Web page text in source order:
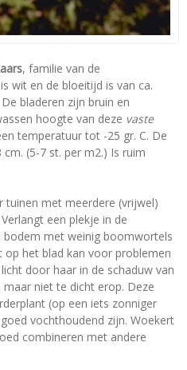
, familie van de
wit en de bloeitijd is van ca.
bladeren zijn bruin en
hoogte van deze vaste
temperatuur tot -25 gr. C. De
(5-7 st. per m2.) Is ruim
tuinen met meerdere (vrijwel)
een plekje in de
bodem met weinig boomwortels
op het blad kan voor problemen
door haar in de schaduw van
niet te dicht erop. Deze
(op een iets zonniger
vochthoudend zijn. Woekert
combineren met andere